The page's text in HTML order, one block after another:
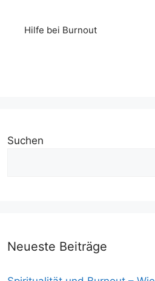
Hilfe bei Burnout
Suchen
Neueste Beiträge